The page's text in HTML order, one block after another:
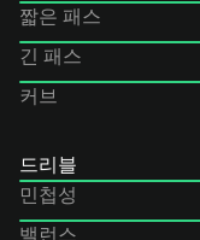
짧은 패스
긴 패스
커브
드리블
민첩성
밸런스